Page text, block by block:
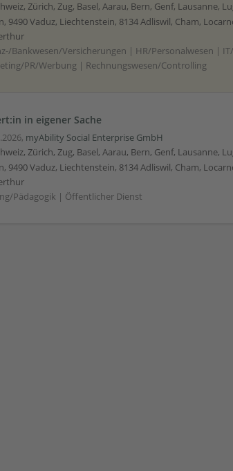
Zürich, Zug, Basel, Aarau, Bern, Genf, Lausanne,
9490 Vaduz, Liechtenstein, 8134 Adliswil, Cham,
Bankwesen/Versicherungen | HR/Personalwesen |
PR/Werbung | Rechnungswesen/Controlling
in eigener Sache
myAbility Social Enterprise GmbH
Zürich, Zug, Basel, Aarau, Bern, Genf, Lausanne,
9490 Vaduz, Liechtenstein, 8134 Adliswil, Cham,
Pädagogik | Öffentlicher Dienst